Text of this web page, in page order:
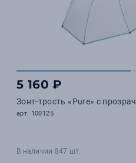
5 160 ₽
Зонт-трость «Pure» с
арт. 100125
В наличии 847 шт.